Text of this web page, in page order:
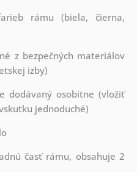
rámu (biela, čierna,
z bezpečných materiálov
izby)
dodávaný osobitne (vložiť
jednoduché)
časť rámu, obsahuje 2